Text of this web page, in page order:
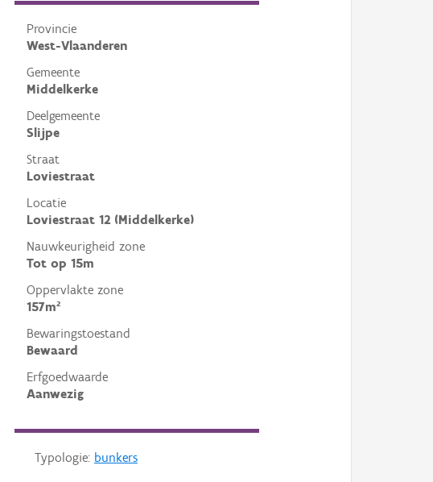
Provincie
West-Vlaanderen
Gemeente
Middelkerke
Deelgemeente
Slijpe
Straat
Loviestraat
Locatie
Loviestraat 12 (Middelkerke)
Nauwkeurigheid zone
Tot op 15m
Oppervlakte zone
157m²
Bewaringstoestand
Bewaard
Erfgoedwaarde
Aanwezig
Typologie: bunkers